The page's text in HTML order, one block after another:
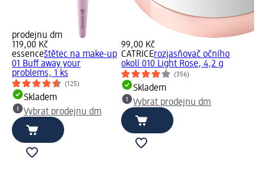
prodejnu dm
119,00 Kč
essenceštětec na make-up
01 Buff away your
problems, 1 ks
(125)
Skladem
Vybrat prodejnu dm
99,00 Kč
CATRICErozjasňovač očního
okolí 010 Light Rose, 4,2 g
(356)
Skladem
Vybrat prodejnu dm